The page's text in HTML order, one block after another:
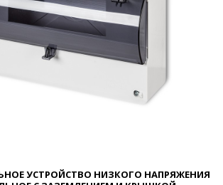
УСТРОЙСТВО НИЗКОГО НАПРЯЖЕНИЯ